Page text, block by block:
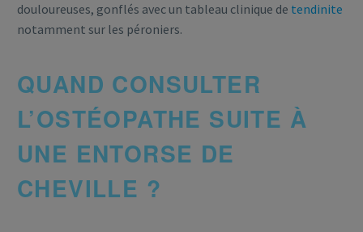
douloureuses, gonflés avec un tableau clinique de tendinite
notamment sur les péroniers.
QUAND CONSULTER
L’OSTÉOPATHE SUITE À
UNE ENTORSE DE
CHEVILLE ?